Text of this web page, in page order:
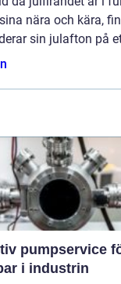
nära och kära,
sin julafton på
pumpservice
i industrin